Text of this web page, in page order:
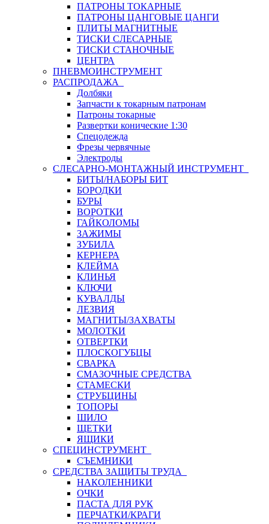
ПАТРОНЫ ТОКАРНЫЕ
ПАТРОНЫ ЦАНГОВЫЕ ЦАНГИ
ПЛИТЫ МАГНИТНЫЕ
ТИСКИ СЛЕСАРНЫЕ
ТИСКИ СТАНОЧНЫЕ
ЦЕНТРА
ПНЕВМОИНСТРУМЕНТ
РАСПРОДАЖА
Долбяки
Запчасти к токарным патронам
Патроны токарные
Развертки конические 1:30
Спецодежда
Фрезы червячные
Электроды
СЛЕСАРНО-МОНТАЖНЫЙ ИНСТРУМЕНТ
БИТЫ/НАБОРЫ БИТ
БОРОДКИ
БУРЫ
ВОРОТКИ
ГАЙКОЛОМЫ
ЗАЖИМЫ
ЗУБИЛА
КЕРНЕРА
КЛЕЙМА
КЛИНЬЯ
КЛЮЧИ
КУВАЛДЫ
ЛЕЗВИЯ
МАГНИТЫ/ЗАХВАТЫ
МОЛОТКИ
ОТВЕРТКИ
ПЛОСКОГУБЦЫ
СВАРКА
СМАЗОЧНЫЕ СРЕДСТВА
СТАМЕСКИ
СТРУБЦИНЫ
ТОПОРЫ
ШИЛО
ЩЕТКИ
ЯЩИКИ
СПЕЦИНСТРУМЕНТ
СЪЕМНИКИ
СРЕДСТВА ЗАЩИТЫ ТРУДА
НАКОЛЕННИКИ
ОЧКИ
ПАСТА ДЛЯ РУК
ПЕРЧАТКИ/КРАГИ